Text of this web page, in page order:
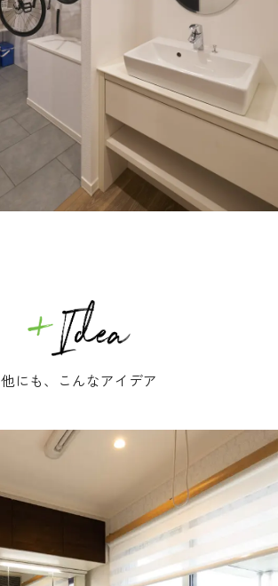
他にも、こんなアイデア